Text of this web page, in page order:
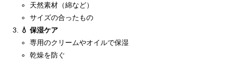
天然素材（綿など）
サイズの合ったもの
💧 保湿ケア
専用のクリームやオイルで保湿
乾燥を防ぐ